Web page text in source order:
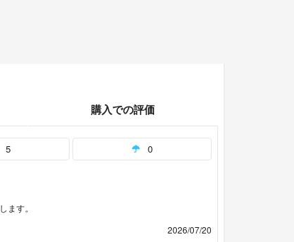
購入での評価
5 0
ます。
2026/07/20